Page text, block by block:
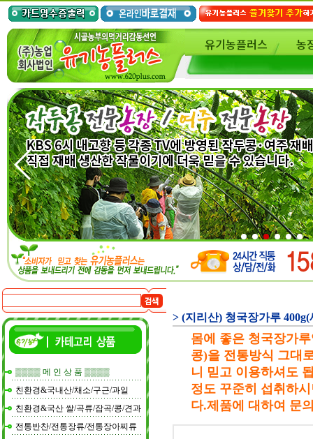
유기농플러스 농
▒▒▒▒ 메 인 상 품 ▒▒▒▒
친환경&국내산/채소/구근/과일
친환경&국산 쌀/곡류/잡곡/콩/견과
전통반찬/전통장류/전통장아찌류
> (지리산) 청국장가루 400g(
몸에 좋은 청국장가
콩)을 전통방식 그대
니 믿고 이용하셔도
정도 꾸준히 섭취하
다.제품에 대하여 문